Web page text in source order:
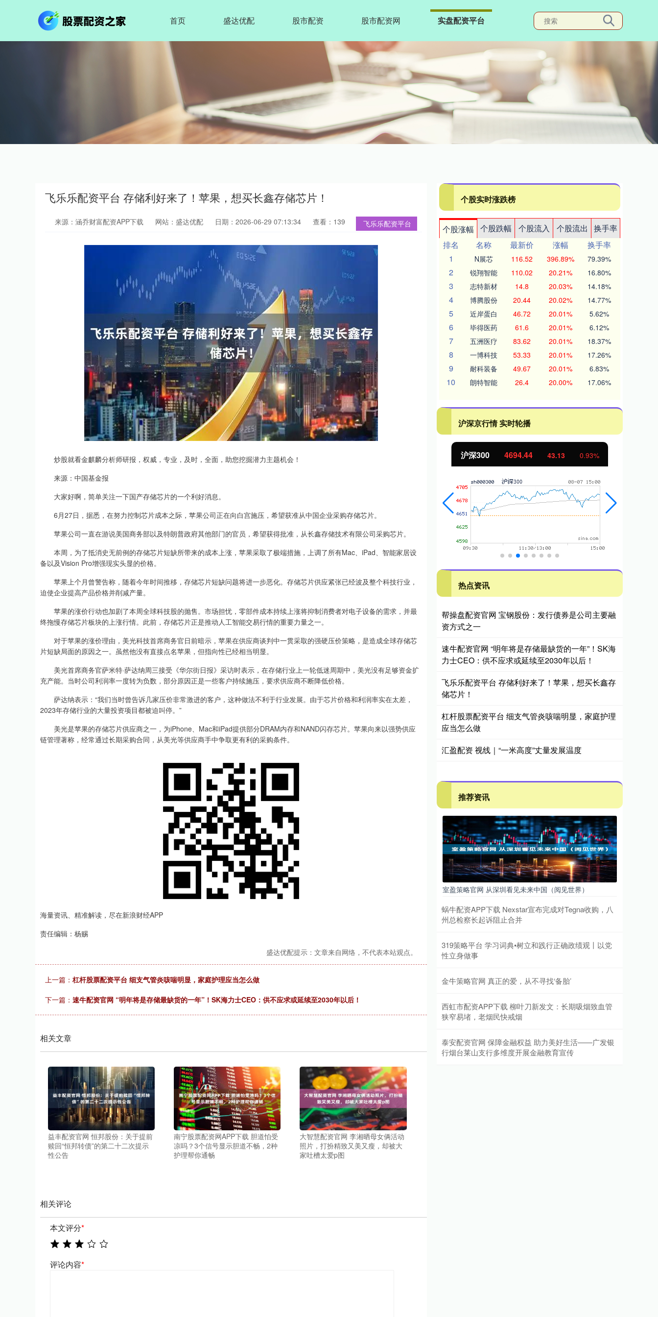
首页 盛达优配 股市配资 股市配资网 实盘配资平台
飞乐乐配资平台 存储利好来了！苹果，想买长鑫存储芯片！
飞乐乐配资平台
来源：涵乔财富配资APP下载 网站：盛达优配 日期：2026-06-29 07:13:34 查看：139
炒股就看金麒麟分析师研报，权威，专业，及时，全面，助您挖掘潜力主题机会！
来源：中国基金报
大家好啊，简单关注一下国产存储芯片的一个利好消息。
6月27日，据悉，在努力控制芯片成本之际，苹果公司正在向白宫施压，希望获准从中国企业采购存储芯片。
苹果公司一直在游说美国商务部以及特朗普政府其他部门的官员，希望获得批准，从长鑫存储技术有限公司采购芯片。
本周，为了抵消史无前例的存储芯片短缺所带来的成本上涨，苹果采取了极端措施，上调了所有Mac、iPad、智能家居设
备以及Vision Pro增强现实头显的价格。
苹果上个月曾警告称，随着今年时间推移，存储芯片短缺问题将进一步恶化。存储芯片供应紧张已经波及整个科技行业，
迫使企业提高产品价格并削减产量。
苹果的涨价行动也加剧了本周全球科技股的抛售。市场担忧，零部件成本持续上涨将抑制消费者对电子设备的需求，并最
终拖慢存储芯片板块的上涨行情。此前，存储芯片正是推动人工智能交易行情的重要力量之一。
对于苹果的涨价理由，美光科技首席商务官日前暗示，苹果在供应商谈判中一贯采取的强硬压价策略，是造成全球存储芯
片短缺局面的原因之一。虽然他没有直接点名苹果，但指向性已经相当明显。
美光首席商务官萨米特·萨达纳周三接受《华尔街日报》采访时表示，在存储行业上一轮低迷周期中，美光没有足够资金扩
充产能。当时公司利润率一度转为负数，部分原因正是一些客户持续施压，要求供应商不断降低价格。
萨达纳表示：“我们当时曾告诉几家压价非常激进的客户，这种做法不利于行业发展。由于芯片价格和利润率实在太差，
2023年存储行业的大量投资项目都被迫叫停。”
美光是苹果的存储芯片供应商之一，为iPhone、Mac和iPad提供部分DRAM内存和NAND闪存芯片。苹果向来以强势供应
链管理著称，经常通过长期采购合同，从美光等供应商手中争取更有利的采购条件。
海量资讯、精准解读，尽在新浪财经APP
责任编辑：杨赐
盛达优配提示：文章来自网络，不代表本站观点。
上一篇： 杠杆股票配资平台 细支气管炎咳喘明显，家庭护理应当怎么做
下一篇： 速牛配资官网 “明年将是存储最缺货的一年”！SK海力士CEO：供不应求或延续至2030年以后！
相关文章
益丰配资官网 恒邦股份：关于提前
赎回“恒邦转债”的第二十二次提示
性公告
南宁股票配资网APP下载 胆道怕受
凉吗？3个信号显示胆道不畅，2种
护理帮你通畅
大智慧配资官网 李湘晒母女俩活动
照片，打扮精致又美又瘦，却被大
家吐槽太爱p图
相关评论
本文评分*
评论内容*
个股实时涨跌榜
个股涨幅 个股跌幅 个股流入 个股流出
换手率
排名
名称 最新价 涨幅
换手率
1
N展芯 116.52 396.89% 79.39%
2 锐翔智能 110.02 20.21% 16.80%
3 志特新材 14.8 20.03% 14.18%
4 博腾股份 20.44 20.02% 14.77%
5 近岸蛋白 46.72 20.01% 5.62%
6 毕得医药 61.6 20.01% 6.12%
7 五洲医疗 83.62 20.01% 18.37%
8 一博科技 53.33 20.01% 17.26%
9 耐科装备 49.67 20.01% 6.83%
10 朗特智能 26.4 20.00% 17.06%
沪深京行情 实时轮播
深证成指 14311.01 200.89 1.42% 沪深300 北证50 1134.24 11.37 1.01%
热点资讯
帮操盘配资官网 宝钢股份：发行债券是公司主要融
资方式之一
速牛配资官网 “明年将是存储最缺货的一年”！SK海
力士CEO：供不应求或延续至2030年以后！
飞乐乐配资平台 存储利好来了！苹果，想买长鑫存
储芯片！
杠杆股票配资平台 细支气管炎咳喘明显，家庭护理
应当怎么做
汇盈配资 视线｜“一米高度”丈量发展温度
推荐资讯
室盈策略官网 从深圳看见未来中国（阅见世界）
蜗牛配资APP下载 Nexstar宣布完成对Tegna收购，八
州总检察长起诉阻止合并
319策略平台 学习词典•树立和践行正确政绩观丨以党
性立身做事
金牛策略官网 真正的爱，从不寻找‘备胎’
西虹市配资APP下载 柳叶刀新发文：长期吸烟致血管
狭窄易堵，老烟民快戒烟
泰安配资官网 保障金融权益 助力美好生活——广发银
行烟台莱山支行多维度开展金融教育宣传